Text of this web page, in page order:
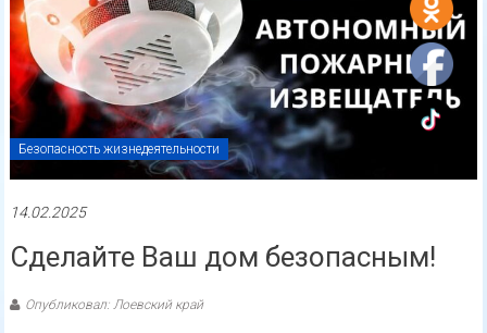
Безопасность жизнедеятельности
14.02.2025
Сделайте Ваш дом безопасным!
Опубликовал: Лоевский край